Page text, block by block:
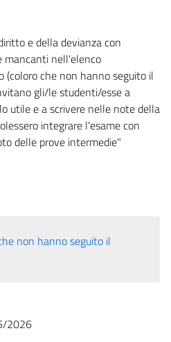
e della devianza con
mancanti nell'elenco
(coloro che non hanno seguito il
gli/le studenti/esse a
utile e a scrivere nelle note della
integrare l'esame con
delle prove intermedie"
non hanno seguito il
2026